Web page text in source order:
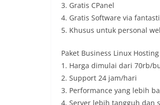
3. Gratis CPanel
4. Gratis Software via
5. Khusus untuk personal
Paket Business Linux Hosting
1. Harga dimulai dari 70rb/
2. Support 24 jam/hari
3. Performance yang lebih
4. Server lebih tangguh dan